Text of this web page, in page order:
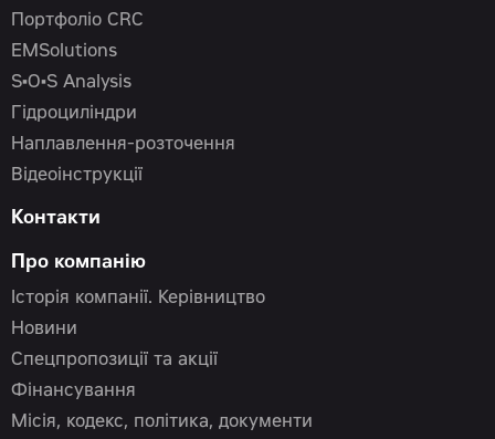
Портфоліо CRC
EMSolutions
S•O•S Analysis
Гідроциліндри
Наплавлення-розточення
Відеоінструкції
Контакти
Про компанію
Історія компанії. Керівництво
Новини
Спецпропозиції та акції
Фінансування
Місія, кодекс, політика, документи